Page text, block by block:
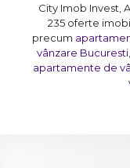
City Imob Invest,
235 oferte
precum
vânzare Bucuresti
apartamente de